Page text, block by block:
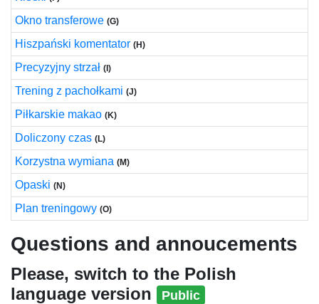
Okno transferowe (G)
Hiszpański komentator (H)
Precyzyjny strzał (I)
Trening z pachołkami (J)
Piłkarskie makao (K)
Doliczony czas (L)
Korzystna wymiana (M)
Opaski (N)
Plan treningowy (O)
Questions and annoucements
Please, switch to the Polish
language version
Public